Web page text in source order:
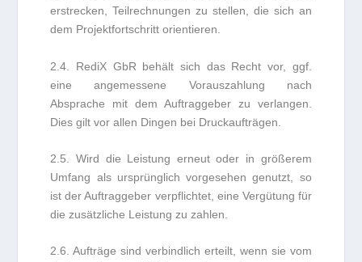
erstrecken, Teilrechnungen zu stellen, die sich an
dem Projektfortschritt orientieren.
2.4. RediX GbR behält sich das Recht vor, ggf.
eine angemessene Vorauszahlung nach
Absprache mit dem Auftraggeber zu verlangen.
Dies gilt vor allen Dingen bei Druckaufträgen.
2.5. Wird die Leistung erneut oder in größerem
Umfang als ursprünglich vorgesehen genutzt, so
ist der Auftraggeber verpflichtet, eine Vergütung für
die zusätzliche Leistung zu zahlen.
2.6. Aufträge sind verbindlich erteilt, wenn sie vom